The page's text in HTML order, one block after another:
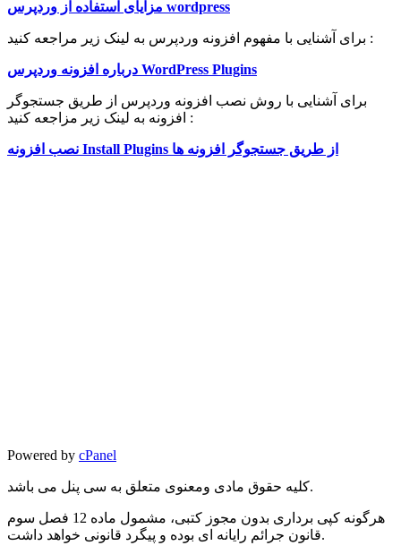
مزایای استفاده از وردپرس wordpress
برای آشنایی با مفهوم افزونه وردپرس به لینک زیر مراجعه کنید :
درباره افزونه وردپرس WordPress Plugins
برای آشنایی با روش نصب افزونه وردپرس از طریق جستجوگر
افزونه به لینک زیر مزاجعه کنید :
نصب افزونه Install Plugins از طریق جستجوگر افزونه ها
Powered by cPanel
کلیه حقوق مادی ومعنوی متعلق به سی پنل می باشد.
هرگونه کپی برداری بدون مجوز کتبی، مشمول ماده 12 فصل سوم
قانون جرائم رایانه ای بوده و پیگرد قانونی خواهد داشت.